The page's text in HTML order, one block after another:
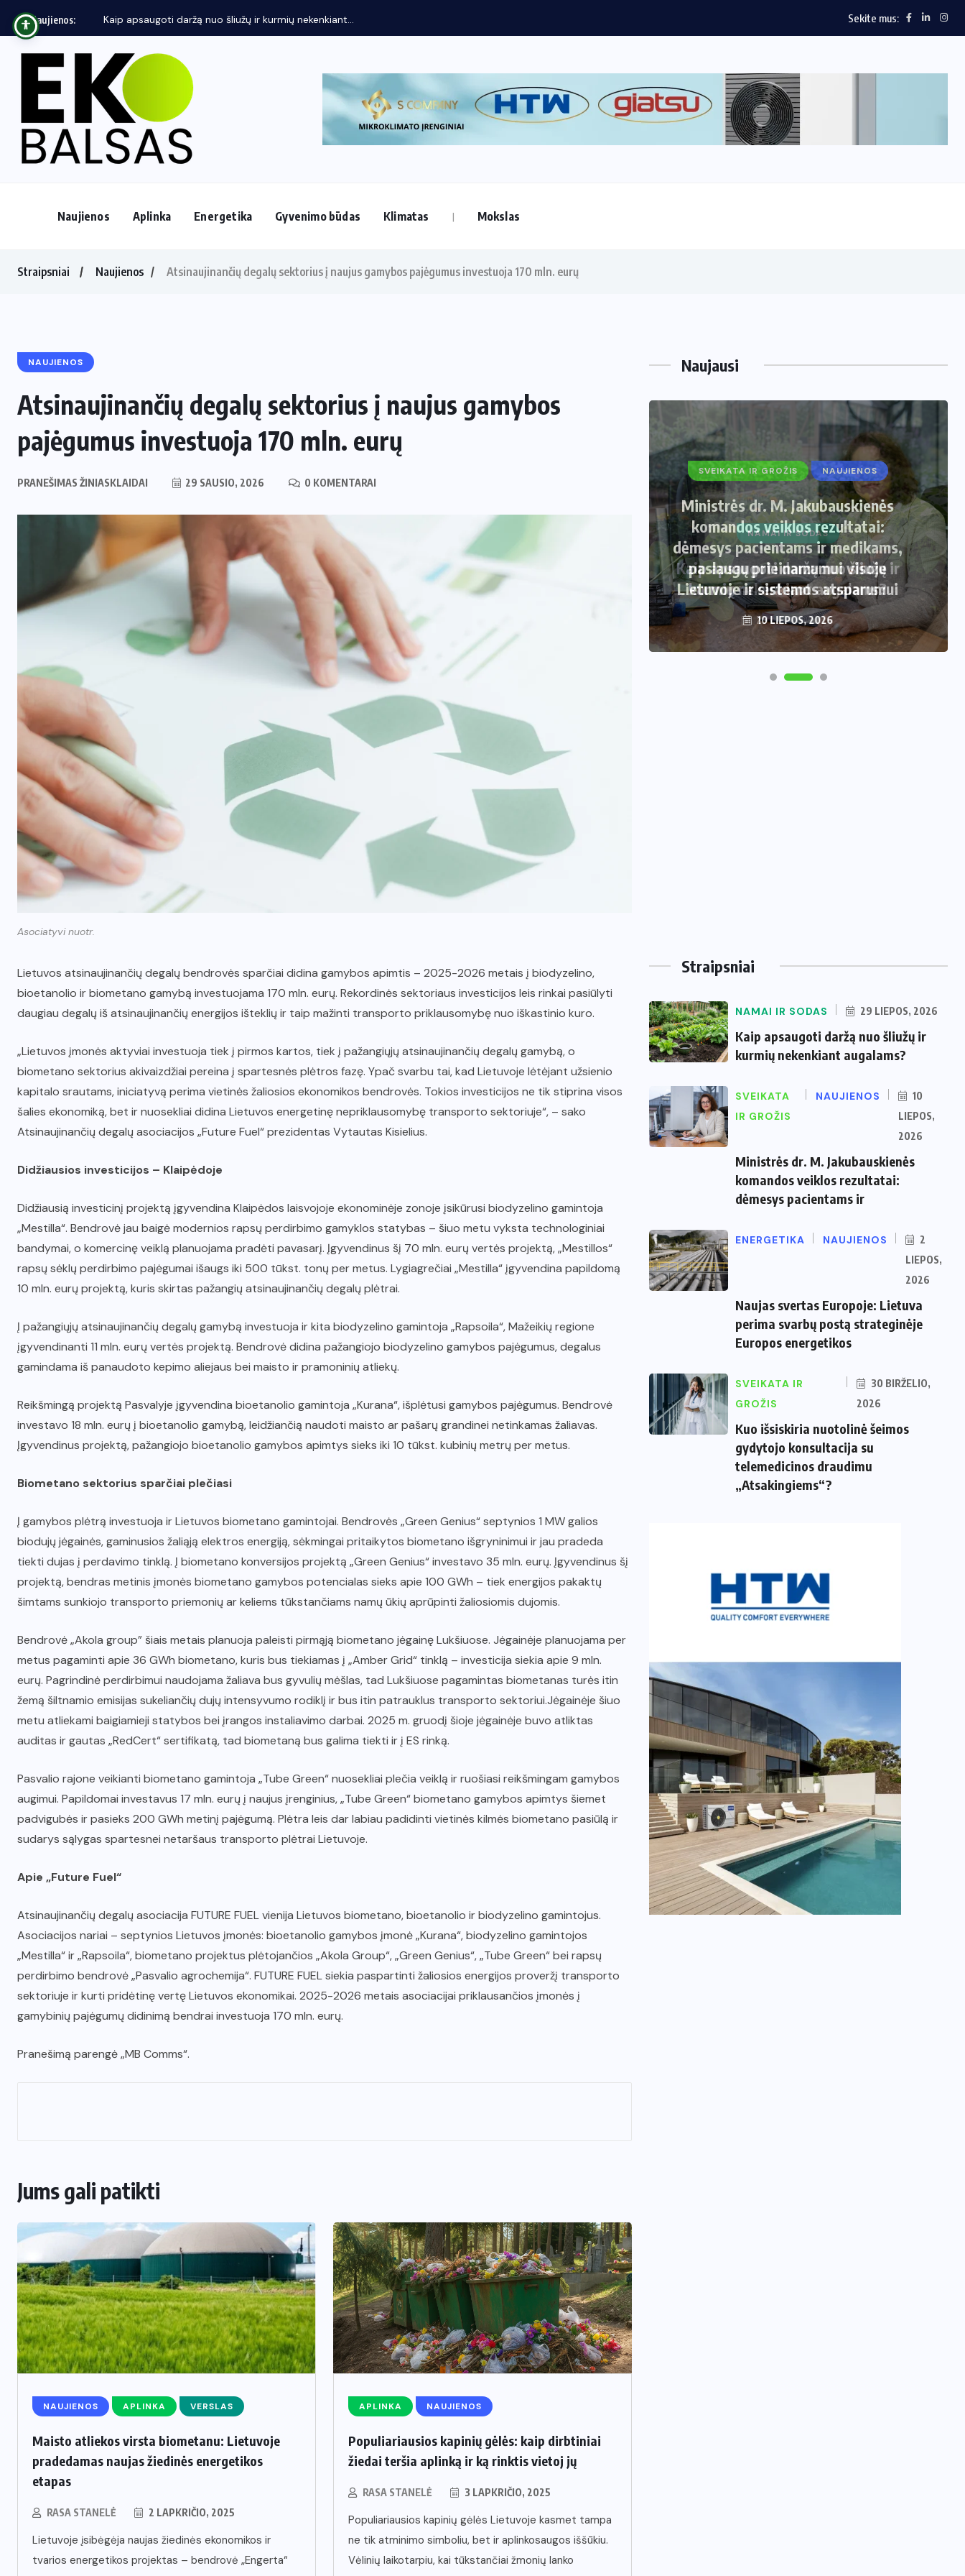
Naujienos: Kaip apsaugoti daržą nuo šliužų ir kurmių nekenkiant... Sekite mus:
Naujienos Aplinka Energetika Gyvenimo būdas Klimatas Mokslas
Straipsniai Naujienos Atsinaujinančių degalų sektorius į naujus gamybos pajėgumus investuoja 170 mln. eurų
NAUJIENOS
Atsinaujinančių degalų sektorius į naujus gamybos
pajėgumus investuoja 170 mln. eurų
PRANEŠIMAS ŽINIASKLAIDAI 29 SAUSIO, 2026 0 KOMENTARAI
Asociatyvi nuotr.
Lietuvos atsinaujinančių degalų bendrovės sparčiai didina gamybos apimtis – 2025-2026 metais į biodyzelino,
bioetanolio ir biometano gamybą investuojama 170 mln. eurų. Rekordinės sektoriaus investicijos leis rinkai pasiūlyti
daugiau degalų iš atsinaujinančių energijos išteklių ir taip mažinti transporto priklausomybę nuo iškastinio kuro.
„Lietuvos įmonės aktyviai investuoja tiek į pirmos kartos, tiek į pažangiųjų atsinaujinančių degalų gamybą, o
biometano sektorius akivaizdžiai pereina į spartesnės plėtros fazę. Ypač svarbu tai, kad Lietuvoje lėtėjant užsienio
kapitalo srautams, iniciatyvą perima vietinės žaliosios ekonomikos bendrovės. Tokios investicijos ne tik stiprina visos
šalies ekonomiką, bet ir nuosekliai didina Lietuvos energetinę nepriklausomybę transporto sektoriuje“, – sako
Atsinaujinančių degalų asociacijos „Future Fuel“ prezidentas Vytautas Kisielius.
Didžiausios investicijos – Klaipėdoje
Didžiausią investicinį projektą įgyvendina Klaipėdos laisvojoje ekonominėje zonoje įsikūrusi biodyzelino gamintoja
„Mestilla“. Bendrovė jau baigė modernios rapsų perdirbimo gamyklos statybas – šiuo metu vyksta technologiniai
bandymai, o komercinę veiklą planuojama pradėti pavasarį. Įgyvendinus šį 70 mln. eurų vertės projektą, „Mestillos“
rapsų sėklų perdirbimo pajėgumai išaugs iki 500 tūkst. tonų per metus. Lygiagrečiai „Mestilla“ įgyvendina papildomą
10 mln. eurų projektą, kuris skirtas pažangių atsinaujinančių degalų plėtrai.
Į pažangiųjų atsinaujinančių degalų gamybą investuoja ir kita biodyzelino gamintoja „Rapsoila“, Mažeikių regione
įgyvendinanti 11 mln. eurų vertės projektą. Bendrovė didina pažangiojo biodyzelino gamybos pajėgumus, degalus
gamindama iš panaudoto kepimo aliejaus bei maisto ir pramoninių atliekų.
Reikšmingą projektą Pasvalyje įgyvendina bioetanolio gamintoja „Kurana“, išplėtusi gamybos pajėgumus. Bendrovė
investavo 18 mln. eurų į bioetanolio gamybą, leidžiančią naudoti maisto ar pašarų grandinei netinkamas žaliavas.
Įgyvendinus projektą, pažangiojo bioetanolio gamybos apimtys sieks iki 10 tūkst. kubinių metrų per metus.
Biometano sektorius sparčiai plečiasi
Į gamybos plėtrą investuoja ir Lietuvos biometano gamintojai. Bendrovės „Green Genius“ septynios 1 MW galios
biodujų jėgainės, gaminusios žaliąją elektros energiją, sėkmingai pritaikytos biometano išgryninimui ir jau pradeda
tiekti dujas į perdavimo tinklą. Į biometano konversijos projektą „Green Genius“ investavo 35 mln. eurų. Įgyvendinus šį
projektą, bendras metinis įmonės biometano gamybos potencialas sieks apie 100 GWh – tiek energijos pakaktų
šimtams sunkiojo transporto priemonių ar keliems tūkstančiams namų ūkių aprūpinti žaliosiomis dujomis.
Bendrovė „Akola group” šiais metais planuoja paleisti pirmąją biometano jėgainę Lukšiuose. Jėgainėje planuojama per
metus pagaminti apie 36 GWh biometano, kuris bus tiekiamas į „Amber Grid“ tinklą – investicija siekia apie 9 mln.
eurų. Pagrindinė perdirbimui naudojama žaliava bus gyvulių mėšlas, tad Lukšiuose pagamintas biometanas turės itin
žemą šiltnamio emisijas sukeliančių dujų intensyvumo rodiklį ir bus itin patrauklus transporto sektoriui.Jėgainėje šiuo
metu atliekami baigiamieji statybos bei įrangos instaliavimo darbai. 2025 m. gruodį šioje jėgainėje buvo atliktas
auditas ir gautas „RedCert“ sertifikatą, tad biometaną bus galima tiekti ir į ES rinką.
Pasvalio rajone veikianti biometano gamintoja „Tube Green“ nuosekliai plečia veiklą ir ruošiasi reikšmingam gamybos
augimui. Papildomai investavus 17 mln. eurų į naujus įrenginius, „Tube Green“ biometano gamybos apimtys šiemet
padvigubės ir pasieks 200 GWh metinį pajėgumą. Plėtra leis dar labiau padidinti vietinės kilmės biometano pasiūlą ir
sudarys sąlygas spartesnei netaršaus transporto plėtrai Lietuvoje.
Apie „Future Fuel“
Atsinaujinančių degalų asociacija FUTURE FUEL vienija Lietuvos biometano, bioetanolio ir biodyzelino gamintojus.
Asociacijos nariai – septynios Lietuvos įmonės: bioetanolio gamybos įmonė „Kurana“, biodyzelino gamintojos
„Mestilla“ ir „Rapsoila“, biometano projektus plėtojančios „Akola Group“, „Green Genius“, „Tube Green“ bei rapsų
perdirbimo bendrovė „Pasvalio agrochemija“. FUTURE FUEL siekia paspartinti žaliosios energijos proveržį transporto
sektoriuje ir kurti pridėtinę vertę Lietuvos ekonomikai. 2025-2026 metais asociacijai priklausančios įmonės į
gamybinių pajėgumų didinimą bendrai investuoja 170 mln. eurų.
Pranešimą parengė „MB Comms“.
Jums gali patikti
NAUJIENOS APLINKA VERSLAS
Maisto atliekos virsta biometanu: Lietuvoje
pradedamas naujas žiedinės energetikos
etapas
RASA STANELĖ 2 LAPKRIČIO, 2025
Lietuvoje įsibėgėja naujas žiedinės ekonomikos ir
tvarios energetikos projektas – bendrovė „Engerta“
APLINKA NAUJIENOS
Populiariausios kapinių gėlės: kaip dirbtiniai
žiedai teršia aplinką ir ką rinktis vietoj jų
RASA STANELĖ 3 LAPKRIČIO, 2025
Populiariausios kapinių gėlės Lietuvoje kasmet tampa
ne tik atminimo simboliu, bet ir aplinkosaugos iššūkiu.
Vėlinių laikotarpiu, kai tūkstančiai žmonių lanko
Naujausi
ENERGETIKA NAUJIENOS
Naujas svertas Europoje: Lietuva
perima svarbų postą strateginėje
Europos energetikos asociacijoje
2 LIEPOS, 2026
NAMAI IR SODAS
Kaip apsaugoti daržą nuo šliužų ir
kurmių nekenkiant augalams?
SVEIKATA IR GROŽIS NAUJIENOS
Ministrės dr. M. Jakubauskienės
komandos veiklos rezultatai:
dėmesys pacientams ir medikams,
paslaugų prieinamumui visoje
Lietuvoje ir sistemos atsparumui
10 LIEPOS, 2026
Straipsniai
NAMAI IR SODAS 29 LIEPOS, 2026
Kaip apsaugoti daržą nuo šliužų ir
kurmių nekenkiant augalams?
SVEIKATA
IR GROŽIS
NAUJIENOS
10
LIEPOS,
2026
Ministrės dr. M. Jakubauskienės
komandos veiklos rezultatai:
dėmesys pacientams ir
ENERGETIKA NAUJIENOS
2
LIEPOS,
2026
Naujas svertas Europoje: Lietuva
perima svarbų postą strateginėje
Europos energetikos
SVEIKATA IR
GROŽIS
30 BIRŽELIO,
2026
Kuo išsiskiria nuotolinė šeimos
gydytojo konsultacija su
telemedicinos draudimu
„Atsakingiems“?